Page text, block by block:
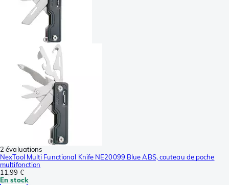
2 évaluations
NexTool Multi Functional Knife NE20099 Blue ABS, couteau de poche
multifonction
11,99 €
En stock